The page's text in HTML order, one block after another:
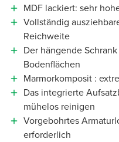
MDF lackiert: sehr
Vollständig
Reichweite
Der hängende
Bodenflächen
Marmorkomposit :
Das integrierte
mühelos reinigen
Vorgebohrtes
erforderlich